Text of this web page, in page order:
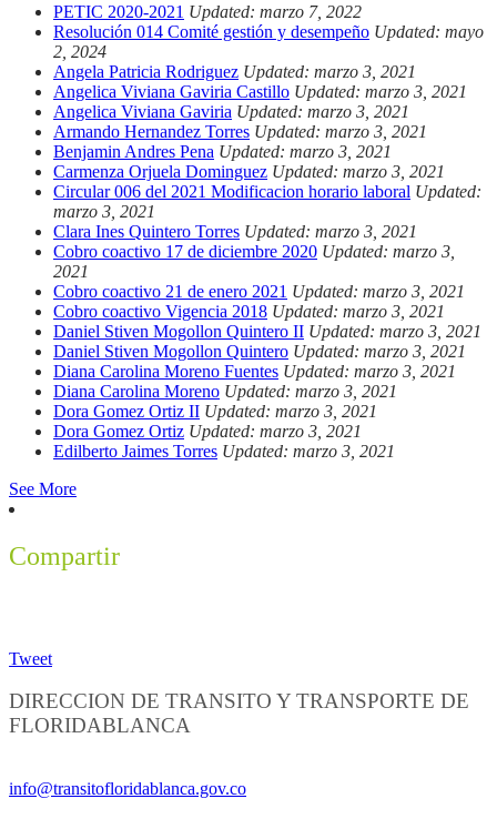
PETIC 2020-2021 Updated: marzo 7, 2022
Resolución 014 Comité gestión y desempeño Updated: mayo
2, 2024
Angela Patricia Rodriguez Updated: marzo 3, 2021
Angelica Viviana Gaviria Castillo Updated: marzo 3, 2021
Angelica Viviana Gaviria Updated: marzo 3, 2021
Armando Hernandez Torres Updated: marzo 3, 2021
Benjamin Andres Pena Updated: marzo 3, 2021
Carmenza Orjuela Dominguez Updated: marzo 3, 2021
Circular 006 del 2021 Modificacion horario laboral Updated:
marzo 3, 2021
Clara Ines Quintero Torres Updated: marzo 3, 2021
Cobro coactivo 17 de diciembre 2020 Updated: marzo 3,
2021
Cobro coactivo 21 de enero 2021 Updated: marzo 3, 2021
Cobro coactivo Vigencia 2018 Updated: marzo 3, 2021
Daniel Stiven Mogollon Quintero II Updated: marzo 3, 2021
Daniel Stiven Mogollon Quintero Updated: marzo 3, 2021
Diana Carolina Moreno Fuentes Updated: marzo 3, 2021
Diana Carolina Moreno Updated: marzo 3, 2021
Dora Gomez Ortiz II Updated: marzo 3, 2021
Dora Gomez Ortiz Updated: marzo 3, 2021
Edilberto Jaimes Torres Updated: marzo 3, 2021
See More
Compartir
Tweet
DIRECCION DE TRANSITO Y TRANSPORTE DE
FLORIDABLANCA
info@transitofloridablanca.gov.co